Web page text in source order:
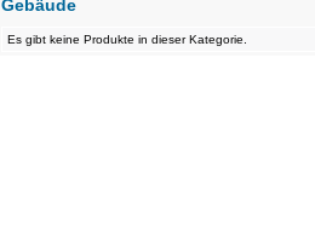
Gebäude
Es gibt keine Produkte in dieser Kategorie.